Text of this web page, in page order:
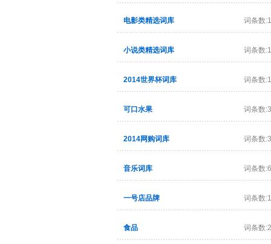
电影类精选词库 词条数
小说类精选词库 词条数
2014世界杯词库 词条数
可口水果 词条数
2014网购词库 词条数
音乐词库 词条数
一号店品牌 词条数
食品 词条数